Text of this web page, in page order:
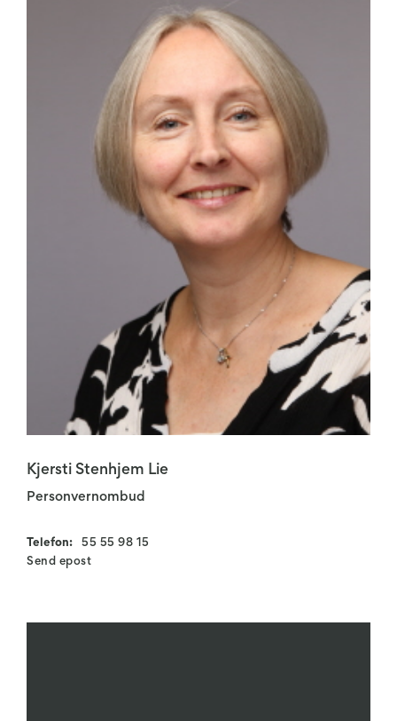
Kjersti Stenhjem Lie
Personvernombud
Telefon:
55 55 98 15
Send epost